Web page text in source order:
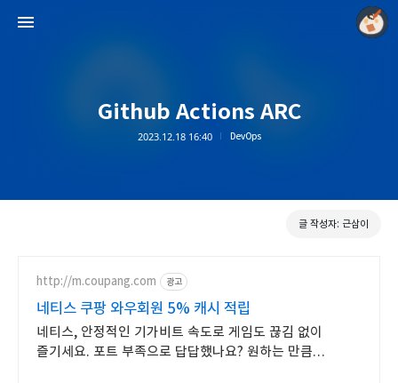
Github Actions ARC
2023.12.18 16:40 DevOps
글 작성자: 근삼이
http://m.coupang.com 광고
네티스 쿠팡 와우회원 5% 캐시 적립
네티스, 안정적인 기가비트 속도로 게임도 끊김 없이
즐기세요. 포트 부족으로 답답했나요? 원하는 만큼
모두의 근삼이